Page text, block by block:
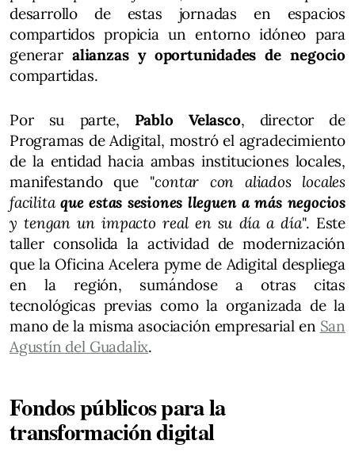
desarrollo de estas jornadas en espacios
compartidos propicia un entorno idóneo para
generar alianzas y oportunidades de negocio
compartidas.
Por su parte, Pablo Velasco, director de
Programas de Adigital, mostró el agradecimiento
de la entidad hacia ambas instituciones locales,
manifestando que "contar con aliados locales
facilitaque estas sesiones lleguen a más negocios
y tengan un impacto real en su día a día". Este
taller consolida la actividad de modernización
que la Oficina Acelera pyme de Adigital despliega
en la región, sumándose a otras citas
tecnológicas previas como la organizada de la
mano de la misma asociación empresarial en San
Agustín del Guadalix.
Fondos públicos para la
transformación digital